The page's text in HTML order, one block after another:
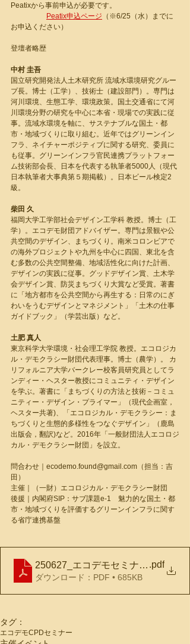
Peatixから事前申込が必要です。
Peatix申込ページ （※6/25（水）までに
お申込ください）
登壇者略歴
中村 圭吾
国立研究開発法人土木研究所 流域水環境研究グルー
プ長。博士（工学）、技術士（建設部門）。専門は
河川環境、生態工学、環境政策。国土交通省にて河
川環境分野の研究を中心に本省・現場での実践に従
事。流域水環境を軸に、サステナブルな国土・都
市・地域づくりに取り組む。近年ではグリーンイン
フラ、ネイチャーポジティブに関する研究、委員に
も従事。グリーンインフラ官民連携プラットフォー
ム技術部会長、日本を代表する執筆者5000人（現代
日本執筆者大事典第５期掲載）。日本ビール検定2
級。
柴田 久
福岡大学工学部社会デザイン工学科 教授。博士（工
学）。エコデモ財団アドバイザー。専門は景観や公
共空間のデザイン、まちづくり。南米コロンビアで
の海外プロジェクトや九州を中心に四国、東北を含
む多数の公共空間整備、地域活性化に向けた計画、
デザインの実践に従事。グッドデザイン賞、土木学
会デザイン賞、防災まちづくり大賞など受賞。著書
に「地方都市を公共空間から再生する：日常のにぎ
わいをうむデザインとマネジメント」「土木の仕事
ガイドブック」（学芸出版）など。
土肥 真人
東京科学大学環境・社会理工学院 教授。エコロジカ
ル・デモクラシー財団代表理事。博士（農学）。 カ
リフォルニア大学バークレー校客員研究員としてラ
ンディー・ヘスター教授にコミュニティ・デザイン
を学ぶ。著書に「まちづくりの方法と技術－コミュ
ニティー・デザイン・プライマー」（現代企画室，
ヘスター共著)、「エコロジカル・デモクラシー：ま
ちづくりと生態的多様性をつなぐデザイン」（鹿島
出版会，翻訳)など。2016年「一般財団法人エコロジ
カル・デモクラシー財団」を設立。
問合わせ｜ecodemo.found@gmail.com（担当：吉
田）
主催｜（一財）エコロジカル・デモクラシー財団
後援｜内閣府SIP：サブ課題e-1　魅力的な国土・都
市・地域づくりを評価するグリーンインフラに関す
る省庁連携基盤
250627_エコデモセミナーflyer
.pdf
ダウンロード：PDF • 685KB
タグ：
エコデモCPDセミナー